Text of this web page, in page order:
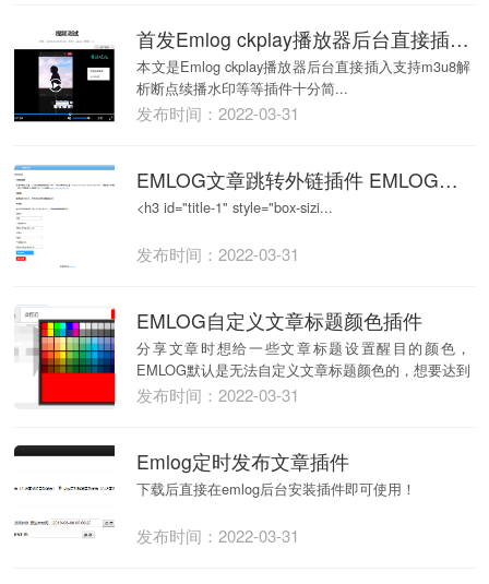
首发Emlog ckplay播放器后台直接插入支持m3u8解析断点续播水印等等
本文是Emlog ckplay播放器后台直接插入支持m3u8解
析断点续播水印等等插件十分简...
发布时间：2022-03-31
EMLOG文章跳转外链插件 EMLOG文章置顶广告跳转必备
<h3 id="title-1" style="box-sizi...
发布时间：2022-03-31
EMLOG自定义文章标题颜色插件
分享文章时想给一些文章标题设置醒目的颜色，
EMLOG默认是无法自定义文章标题颜色的，想要达到
这个效...
发布时间：2022-03-31
Emlog定时发布文章插件
下载后直接在emlog后台安装插件即可使用！
发布时间：2022-03-31